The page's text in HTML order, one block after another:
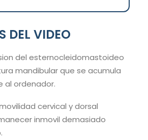
DEL VIDEO
del esternocleidomastoideo
mandibular que se acumula
al ordenador.
cervical y dorsal
inmovil demasiado